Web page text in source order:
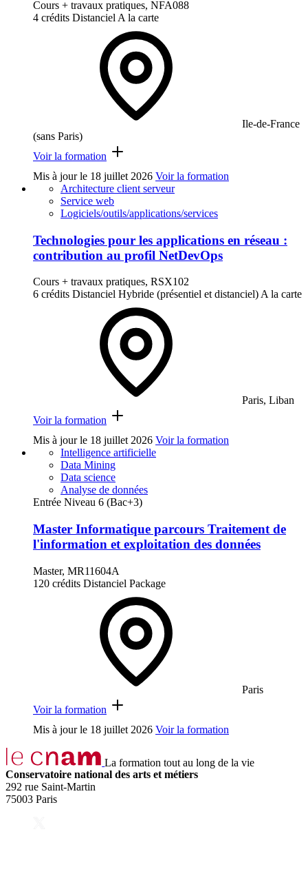
Cours + travaux pratiques, NFA088
4 crédits Distanciel A la carte
Ile-de-France
(sans Paris)
Voir la formation
Mis à jour le 18 juillet 2026 Voir la formation
Architecture client serveur
Service web
Logiciels/outils/applications/services
Technologies pour les applications en réseau :
contribution au profil NetDevOps
Cours + travaux pratiques, RSX102
6 crédits Distanciel Hybride (présentiel et distanciel) A la carte
Paris, Liban
Voir la formation
Mis à jour le 18 juillet 2026 Voir la formation
Intelligence artificielle
Data Mining
Data science
Analyse de données
Entrée Niveau 6 (Bac+3)
Master Informatique parcours Traitement de
l'information et exploitation des données
Master, MR11604A
120 crédits Distanciel Package
Paris
Voir la formation
Mis à jour le 18 juillet 2026 Voir la formation
La formation tout au long de la vie
Conservatoire national des arts et métiers
292 rue Saint-Martin
75003 Paris